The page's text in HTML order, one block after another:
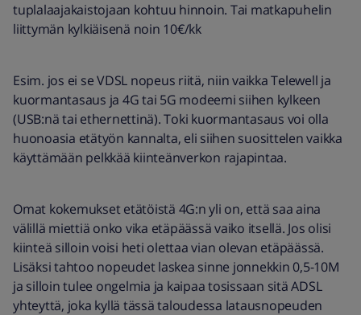
tuplalaajakaistojaan kohtuu hinnoin. Tai matkapuhelin
liittymän kylkiäisenä noin 10€/kk
Esim. jos ei se VDSL nopeus riitä, niin vaikka Telewell ja
kuormantasaus ja 4G tai 5G modeemi siihen kylkeen
(USB:nä tai ethernettinä). Toki kuormantasaus voi olla
huonoasia etätyön kannalta, eli siihen suosittelen vaikka
käyttämään pelkkää kiinteänverkon rajapintaa.
Omat kokemukset etätöistä 4G:n yli on, että saa aina
välillä miettiä onko vika etäpäässä vaiko itsellä. Jos olisi
kiinteä silloin voisi heti olettaa vian olevan etäpäässä.
Lisäksi tahtoo nopeudet laskea sinne jonnekkin 0,5-10M
ja silloin tulee ongelmia ja kaipaa tosissaan sitä ADSL
yhteyttä, joka kyllä tässä taloudessa latausnopeuden